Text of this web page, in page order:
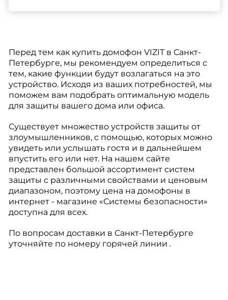
Перед тем как купить домофон VIZIT в Санкт-
Петербурге, мы рекомендуем определиться с
тем, какие функции будут возлагаться на это
устройство. Исходя из ваших потребностей, мы
поможем вам подобрать оптимальную модель
для защиты вашего дома или офиса.
Существует множество устройств защиты от
злоумышленников, с помощью, которых можно
увидеть или услышать гостя и в дальнейшем
впустить его или нет. На нашем сайте
представлен большой ассортимент систем
защиты с различными свойствами и ценовым
диапазоном, поэтому цена на домофоны в
интернет - магазине «Системы безопасности»
доступна для всех.
По вопросам доставки в Санкт-Петербурге
уточняйте по номеру горячей линии .